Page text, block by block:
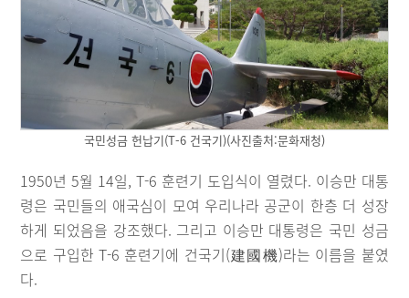
국민성금 헌납기(T-6 건국기)(사진출처:문화재청)
1950년 5월 14일, T-6 훈련기 도입식이 열렸다. 이승만 대통
령은 국민들의 애국심이 모여 우리나라 공군이 한층 더 성장
하게 되었음을 강조했다. 그리고 이승만 대통령은 국민 성금
으로 구입한 T-6 훈련기에 건국기(建國機)라는 이름을 붙였
다.